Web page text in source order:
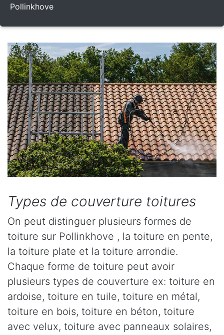
Pollinkhove
Types de couverture toitures
On peut distinguer plusieurs formes de
toiture sur Pollinkhove , la toiture en pente,
la toiture plate et la toiture arrondie.
Chaque forme de toiture peut avoir
plusieurs types de couverture ex: toiture en
ardoise, toiture en tuile, toiture en métal,
toiture en bois, toiture en béton, toiture
avec velux, toiture avec panneaux solaires,